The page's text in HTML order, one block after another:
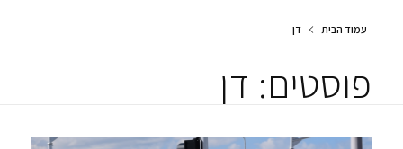
עמוד הבית דן
פוסטים: דן